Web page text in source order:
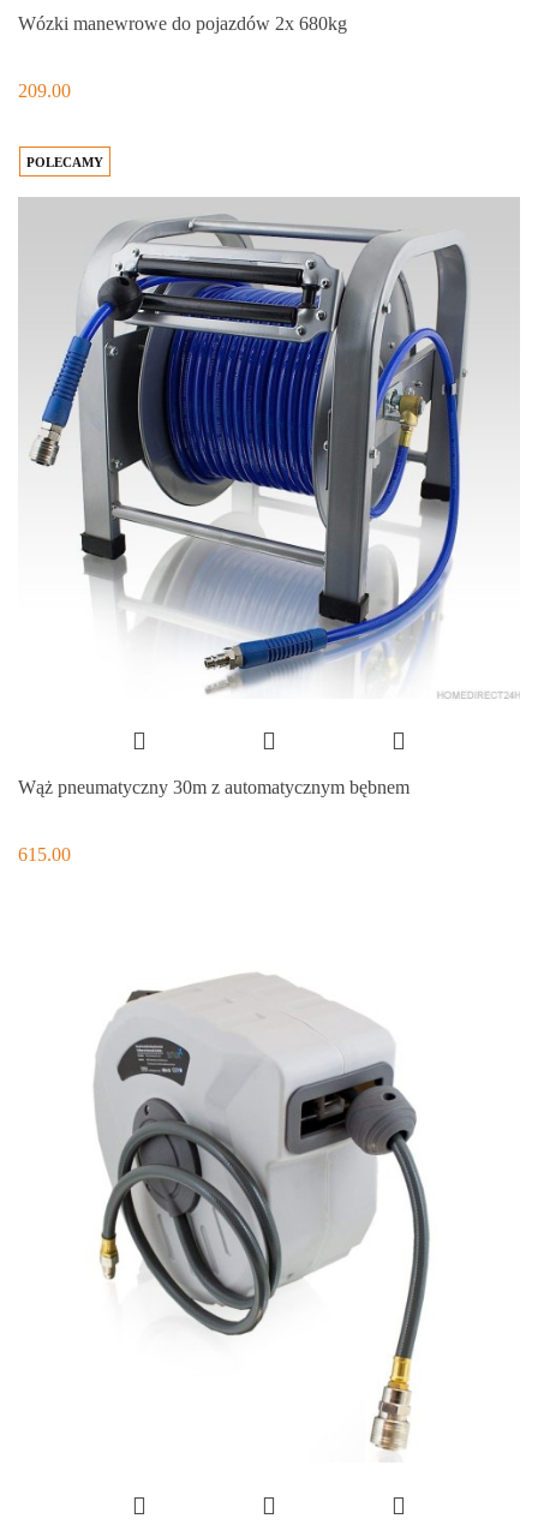
Wózki manewrowe do pojazdów 2x 680kg
209.00
POLECAMY
Wąż pneumatyczny 30m z automatycznym bębnem
615.00